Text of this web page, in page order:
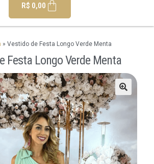
R$ 0,00
» Vestido de Festa Longo Verde Menta
Festa Longo Verde Menta
🔍